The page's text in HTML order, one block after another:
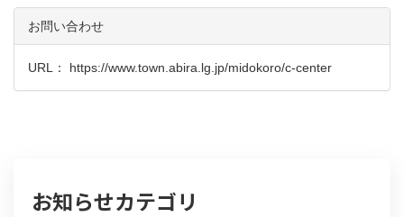
お問い合わせ
URL： https://www.town.abira.lg.jp/midokoro/c-center
お知らせカテゴリ